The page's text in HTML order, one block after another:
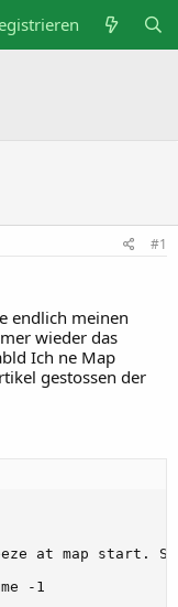
#1
endlich meinen
wieder das
Ich ne Map
gestossen der
at map start.
-1